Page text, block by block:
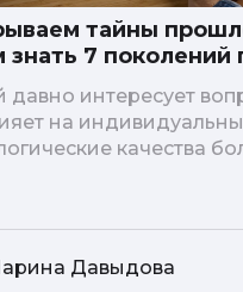
тайны
знать 7 поколений
интересует
на
качества
понятие
предков на
Пробуем
Давыдова